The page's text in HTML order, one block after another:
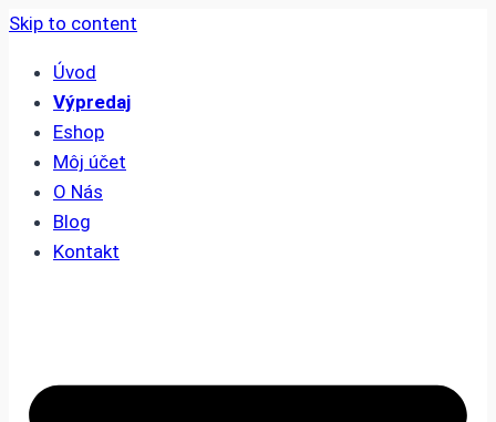
Skip to content
Úvod
Výpredaj
Eshop
Môj účet
O Nás
Blog
Kontakt